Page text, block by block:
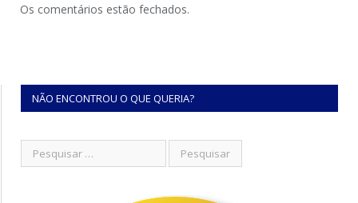
Os comentários estão fechados.
NÃO ENCONTROU O QUE QUERIA?